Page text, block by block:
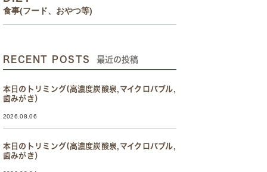
食事(フード、おやつ等)
RECENT POSTS 最近の投稿
本日のトリミング(高濃度炭酸泉,マイクロバブル,
歯みがき）
2026.08.06
本日のトリミング(高濃度炭酸泉,マイクロバブル,
歯みがき）